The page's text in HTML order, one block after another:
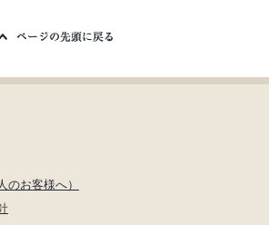
のお客様へ）